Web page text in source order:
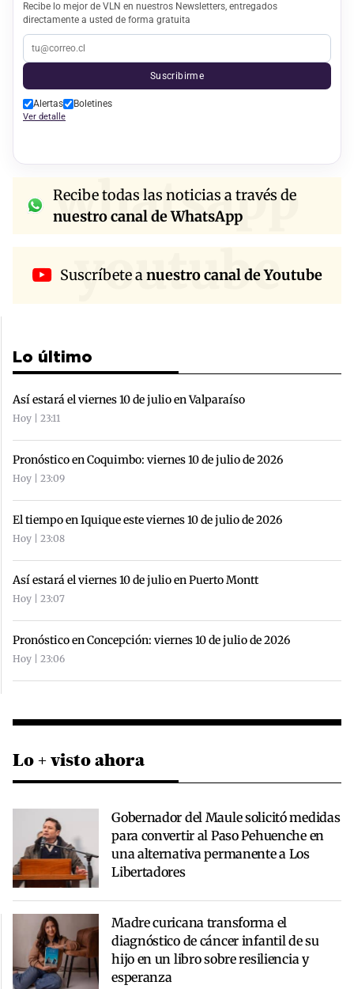
Recibe lo mejor de VLN en nuestros Newsletters, entregados
directamente a usted de forma gratuita
Suscribirme
Alertas Boletines
Ver detalle
whatsapp
Recibe todas las noticias a través de
nuestro canal de WhatsApp
youtube
Suscríbete anuestro canal de Youtube
Lo último
Así estará el viernes 10 de julio en Valparaíso
Hoy | 23:11
Pronóstico en Coquimbo: viernes 10 de julio de 2026
Hoy | 23:09
El tiempo en Iquique este viernes 10 de julio de 2026
Hoy | 23:08
Así estará el viernes 10 de julio en Puerto Montt
Hoy | 23:07
Pronóstico en Concepción: viernes 10 de julio de 2026
Hoy | 23:06
Lo + visto ahora
Gobernador del Maule solicitó medidas
para convertir al Paso Pehuenche en
una alternativa permanente a Los
Libertadores
Madre curicana transforma el
diagnóstico de cáncer infantil de su
hijo en un libro sobre resiliencia y
esperanza